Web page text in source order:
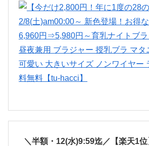
＼半額・12(水)9:59迄／【楽天1